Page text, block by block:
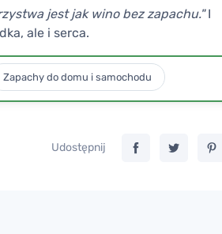
jest jak wino bez zapachu."I
ale i serca.
Zapachy do domu i samochodu
Udostępnij